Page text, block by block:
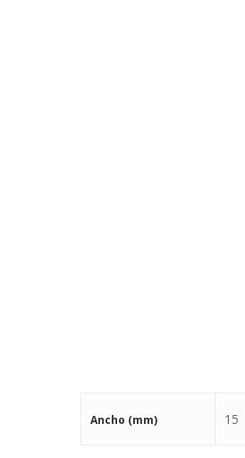
Ancho (mm) 15